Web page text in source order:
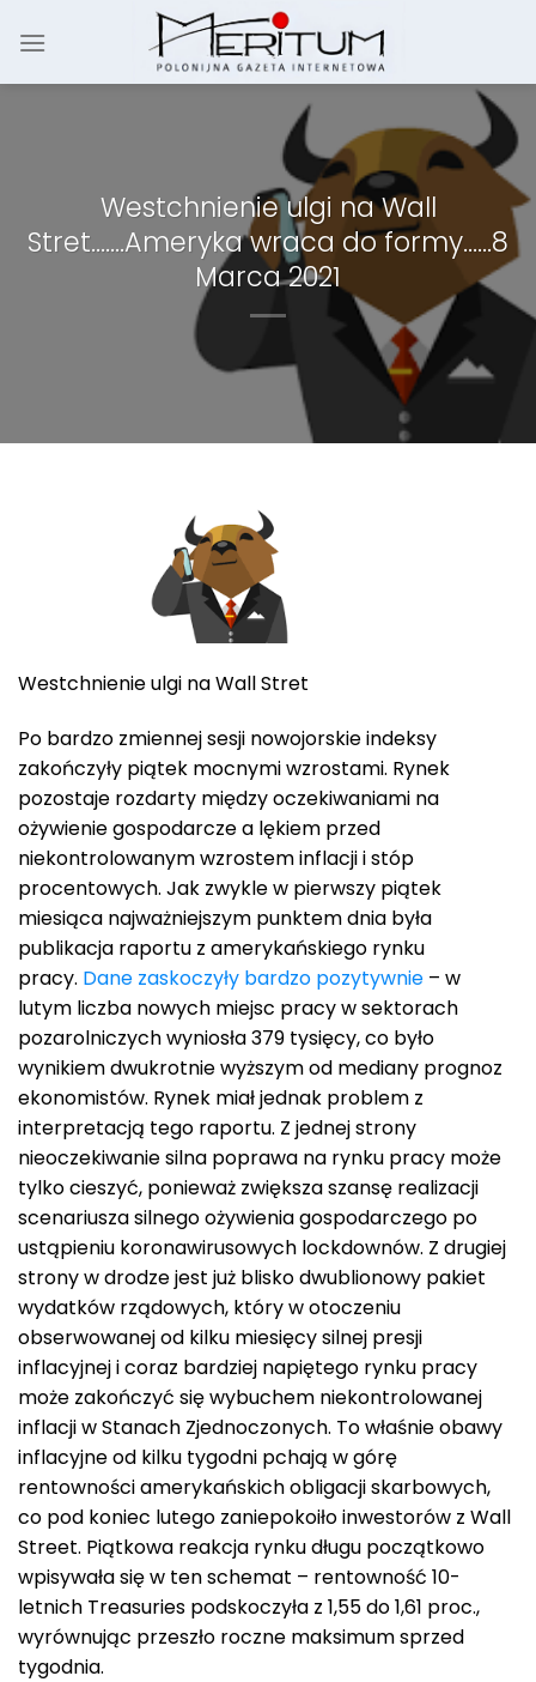
Westchnienie ulgi na Wall
Stret…….Ameryka wraca do formy……8
Marca 2021
Westchnienie ulgi na Wall Stret
Po bardzo zmiennej sesji nowojorskie indeksy
zakończyły piątek mocnymi wzrostami. Rynek
pozostaje rozdarty między oczekiwaniami na
ożywienie gospodarcze a lękiem przed
niekontrolowanym wzrostem inflacji i stóp
procentowych. Jak zwykle w pierwszy piątek
miesiąca najważniejszym punktem dnia była
publikacja raportu z amerykańskiego rynku
pracy. Dane zaskoczyły bardzo pozytywnie – w
lutym liczba nowych miejsc pracy w sektorach
pozarolniczych wyniosła 379 tysięcy, co było
wynikiem dwukrotnie wyższym od mediany prognoz
ekonomistów. Rynek miał jednak problem z
interpretacją tego raportu. Z jednej strony
nieoczekiwanie silna poprawa na rynku pracy może
tylko cieszyć, ponieważ zwiększa szansę realizacji
scenariusza silnego ożywienia gospodarczego po
ustąpieniu koronawirusowych lockdownów. Z drugiej
strony w drodze jest już blisko dwublionowy pakiet
wydatków rządowych, który w otoczeniu
obserwowanej od kilku miesięcy silnej presji
inflacyjnej i coraz bardziej napiętego rynku pracy
może zakończyć się wybuchem niekontrolowanej
inflacji w Stanach Zjednoczonych. To właśnie obawy
inflacyjne od kilku tygodni pchają w górę
rentowności amerykańskich obligacji skarbowych,
co pod koniec lutego zaniepokoiło inwestorów z Wall
Street. Piątkowa reakcja rynku długu początkowo
wpisywała się w ten schemat – rentowność 10-
letnich Treasuries podskoczyła z 1,55 do 1,61 proc.,
wyrównując przeszło roczne maksimum sprzed
tygodnia.